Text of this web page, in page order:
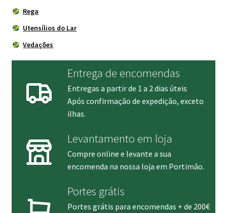
Rega
Utensílios do Lar
Vedações
Entrega de encomendas
Entregas a partir de 1 a 2 dias úteis
Após confirmação de expedição, exceto
ilhas.
Levantamento em loja
Compre online e levante a sua
encomenda na nossa loja em Portimão.
Portes grátis
Portes grátis para encomendas + de 200€